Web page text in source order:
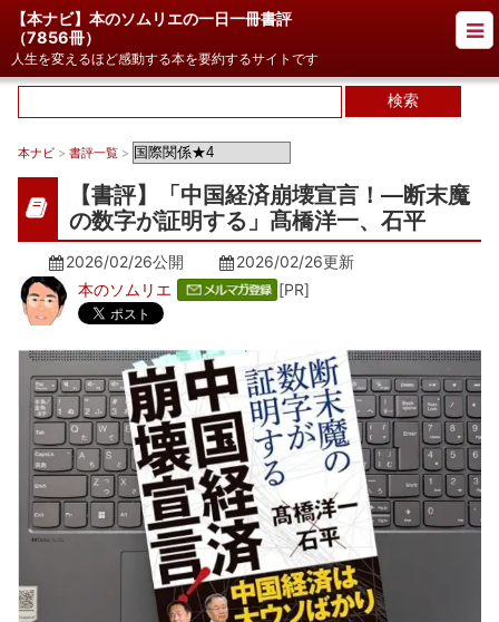
【本ナビ】本のソムリエの一日一冊書評
（7856冊）
人生を変えるほど感動する本を要約するサイトです
本ナビ > 書評一覧 >
【書評】「中国経済崩壊宣言！―断末魔
の数字が証明する」髙橋洋一、石平
2026/02/26公開 2026/02/26更新
本のソムリエ
[PR]